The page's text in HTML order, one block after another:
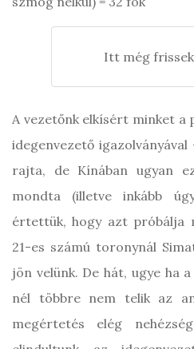
Itt még
A vezetőnk elkísért minket a
idegenvezető
rajta, de Kínában ugyan
mondta (illetve inkább
értettük, hogy azt próbálja
21-es számú toronynál
jön velünk. De hát, ugye ha a
nél többre nem telik az
megértetés elég